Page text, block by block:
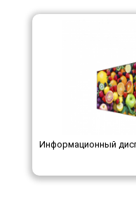
Информационный